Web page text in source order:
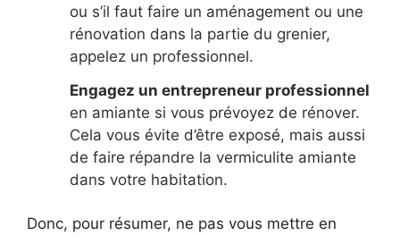
ou s’il faut faire un aménagement ou une
rénovation dans la partie du grenier,
appelez un professionnel.
Engagez un entrepreneur professionnel
en amiante si vous prévoyez de rénover.
Cela vous évite d’être exposé, mais aussi
de faire répandre la vermiculite amiante
dans votre habitation.
Donc, pour résumer, ne pas vous mettre en